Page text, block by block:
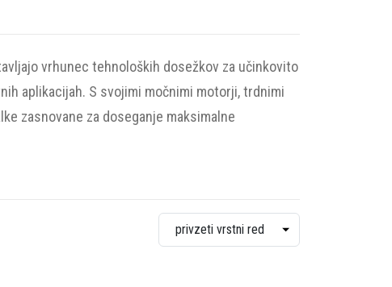
vrhunec tehnoloških dosežkov za učinkovito
aplikacijah. S svojimi močnimi motorji, trdnimi
zasnovane za doseganje maksimalne